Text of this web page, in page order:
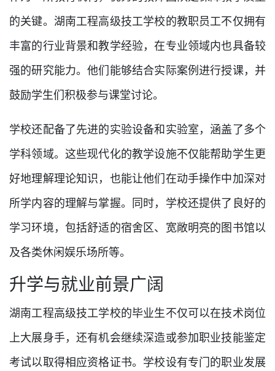
的关键。湖南工程高级技工学校的教职员工不仅拥有
丰富的行业背景和教学经验，在专业领域内也具备较
强的研究能力。他们能够结合实际案例进行授课，并
鼓励学生们积极参与课堂讨论。
学校还配备了先进的实验设备和实验室，涵盖了多个
学科领域。这些现代化的教学设施不仅能帮助学生更
好地理解理论知识，也能让他们在动手操作中加深对
所学内容的理解与掌握。同时，学校还提供了良好的
学习环境，包括舒适的宿舍区、宽敞明亮的图书馆以
及各类休闲娱乐场所等。
升学与就业前景广阔
湖南工程高级技工学校的毕业生不仅可以在技术岗位
上大展身手，还有机会继续深造或参加职业技能鉴定
考试以取得相应资格证书。学校设有专门的职业发展